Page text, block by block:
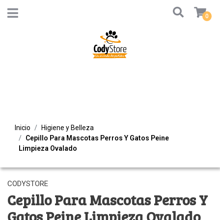
0
Inicio
Higiene y Belleza
Cepillo Para Mascotas Perros Y Gatos Peine
Limpieza Ovalado
CODYSTORE
Cepillo Para Mascotas Perros Y